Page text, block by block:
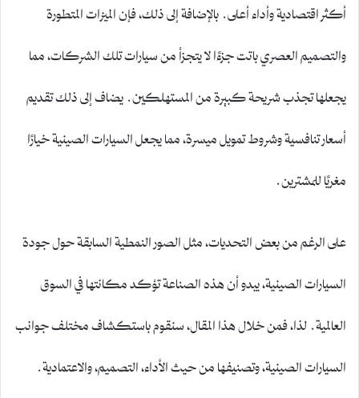
أكثر اقتصادية وأداء أعلى. بالإضافة إلى ذلك، فإن الميزات المتطورة
والتصميم العصري باتت جزءًا لا يتجزأ من سيارات تلك الشركات، مما
يجعلها تجذب شريحة كبيرة من المستهلكين. يضاف إلى ذلك تقديم
أسعار تنافسية وشروط تمويل ميسرة، مما يجعل السيارات الصينية خيارًا
مغريًا للمشترين.
على الرغم من بعض التحديات، مثل الصور النمطية السابقة حول جودة
السيارات الصينية، يبدو أن هذه الصناعة تؤكد مكانتها في السوق
العالمية. لذا، فمن خلال هذا المقال، سنقوم باستكشاف مختلف جوانب
السيارات الصينية، وتصنيفها من حيث الأداء، التصميم، والاعتمادية.